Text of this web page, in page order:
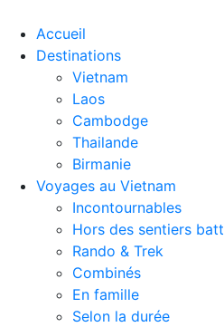
Accueil
Destinations
Vietnam
Laos
Cambodge
Thailande
Birmanie
Voyages au Vietnam
Incontournables
Hors des sentiers
Rando & Trek
Combinés
En famille
Selon la durée